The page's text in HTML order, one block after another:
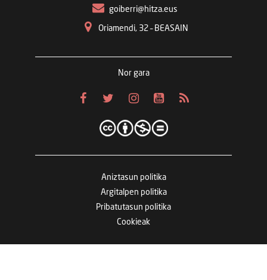
goiberri@hitza.eus
Oriamendi, 32 – BEASAIN
Nor gara
Aniztasun politika
Argitalpen politika
Pribatutasun politika
Cookieak